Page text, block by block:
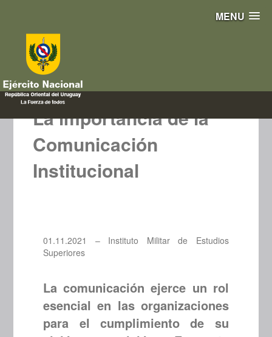
MENU
La importancia de la
Comunicación
Institucional
01.11.2021 – Instituto Militar de Estudios
Superiores
La comunicación ejerce un rol
esencial en las organizaciones
para el cumplimiento de su